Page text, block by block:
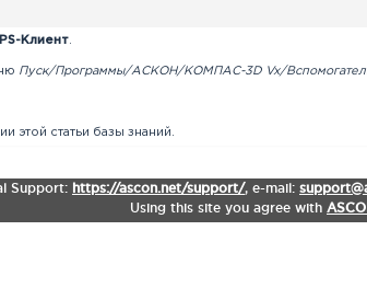
Клиент.
Пуск/Программы/АСКОН/КОМПАС-3D Vx/
этой статьи базы знаний.
Support: https://ascon.net/support/, e-mail:
Using this site you agree with